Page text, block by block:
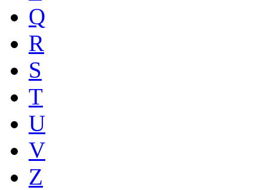
Q
R
S
T
U
V
Z